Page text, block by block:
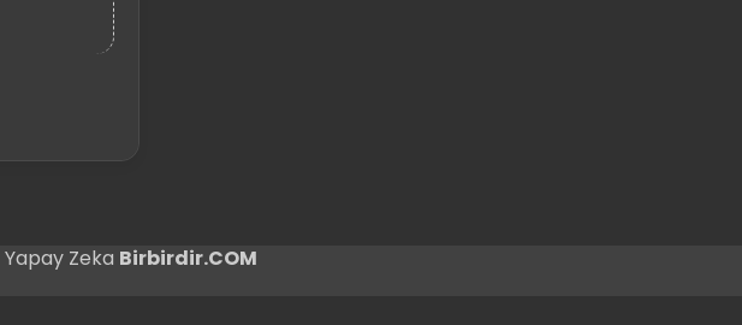
Yapay Zeka Birbirdir.COM